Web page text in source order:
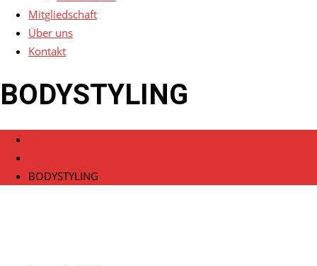
Mitgliedschaft
Über uns
Kontakt
BODYSTYLING
BODYSTYLING